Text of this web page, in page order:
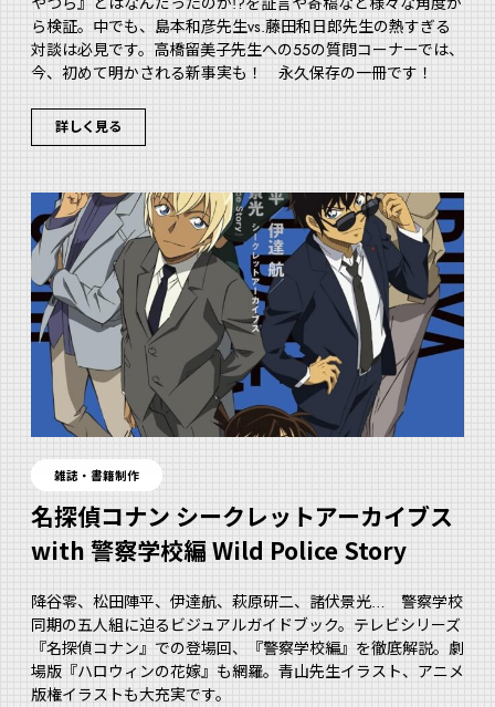
ら検証。中でも、島本和彦先生vs.藤田和日郎先生の熱すぎる
対談は必見です。高橋留美子先生への55の質問コーナーでは、
今、初めて明かされる新事実も！ 永久保存の一冊です！
詳しく見る
雑誌・書籍制作
名探偵コナン シークレットアーカイブス
with 警察学校編 Wild Police Story
降谷零、松田陣平、伊達航、萩原研二、諸伏景光… 警察学校
同期の五人組に迫るビジュアルガイドブック。テレビシリーズ
『名探偵コナン』での登場回、『警察学校編』を徹底解説。劇
場版『ハロウィンの花嫁』も網羅。青山先生イラスト、アニメ
版権イラストも大充実です。